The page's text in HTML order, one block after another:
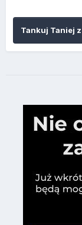
Tankuj Taniej z